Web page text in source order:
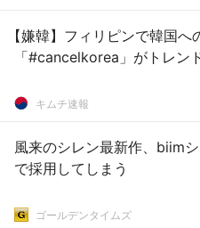
【嫌韓】フィリピンで韓国へ
「#cancelkorea」がトレン
キムチ速報
風来のシレン最新作、biim
で採用してしまう
ゴールデンタイムズ